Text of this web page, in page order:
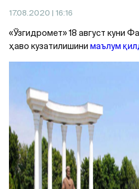
17.08.2020 | 16:16
«Ўзгидромет» 18 август куни
ҳаво кузатилишини маълум